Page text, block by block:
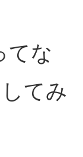
てな
てみ